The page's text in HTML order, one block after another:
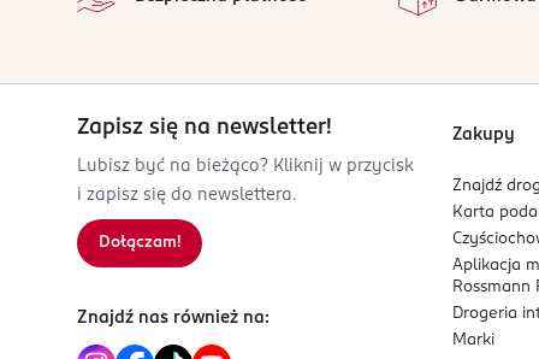
Zapisz się na newsletter!
Lubisz być na bieżąco? Kliknij w przycisk
i zapisz się do newslettera.
Dołączam!
Znajdź nas również na:
Zakupy
Znajdź
Karta
Aplikacja
Rossmann
Drogeria
Marki